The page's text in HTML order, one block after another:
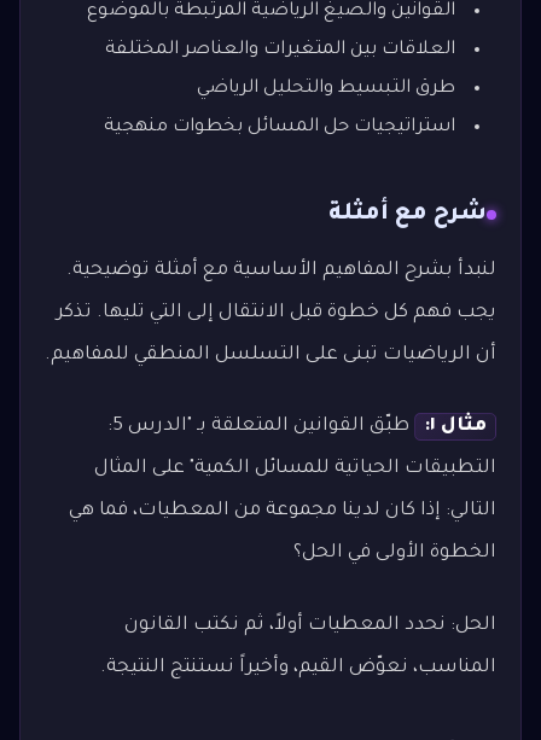
القوانين والصيغ الرياضية المرتبطة بالموضوع
العلاقات بين المتغيرات والعناصر المختلفة
طرق التبسيط والتحليل الرياضي
استراتيجيات حل المسائل بخطوات منهجية
شرح مع أمثلة
لنبدأ بشرح المفاهيم الأساسية مع أمثلة توضيحية.
يجب فهم كل خطوة قبل الانتقال إلى التي تليها. تذكر
أن الرياضيات تبنى على التسلسل المنطقي للمفاهيم.
مثال ١: طبّق القوانين المتعلقة بـ "الدرس 5:
التطبيقات الحياتية للمسائل الكمية" على المثال
التالي: إذا كان لدينا مجموعة من المعطيات، فما هي
الخطوة الأولى في الحل؟
الحل: نحدد المعطيات أولاً، ثم نكتب القانون
المناسب، نعوّض القيم، وأخيراً نستنتج النتيجة.